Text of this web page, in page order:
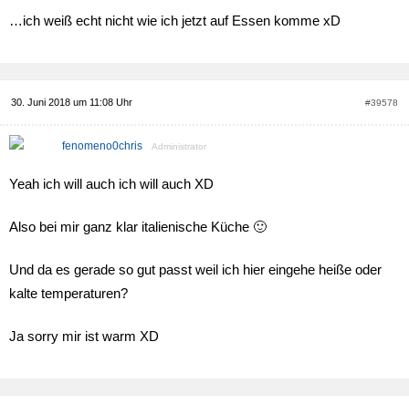
…ich weiß echt nicht wie ich jetzt auf Essen komme xD
30. Juni 2018 um 11:08 Uhr #39578
fenomeno0chris Administrator
Yeah ich will auch ich will auch XD
Also bei mir ganz klar italienische Küche 🙂
Und da es gerade so gut passt weil ich hier eingehe heiße oder
kalte temperaturen?
Ja sorry mir ist warm XD